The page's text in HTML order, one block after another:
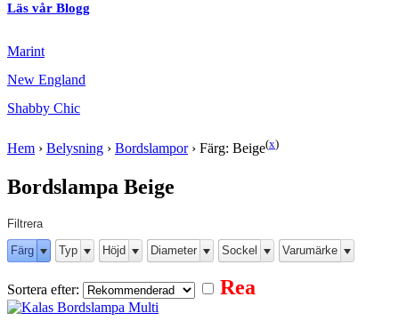
Läs vår Blogg
Marint
New England
Shabby Chic
Hem › Belysning › Bordslampor› Färg: Beige(x)
Bordslampa Beige
Filtrera
Färg
Typ Höjd Diameter Sockel Varumärke
Sortera efter: Rea